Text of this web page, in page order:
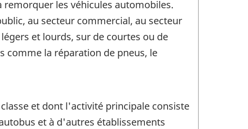
les véhicules automobiles.
au secteur commercial, au secteur
et lourds, sur de courtes ou de
comme la réparation de pneus, le
et dont l'activité principale consiste
et à d'autres établissements